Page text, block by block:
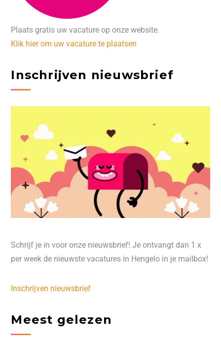
Plaats gratis uw vacature op onze website.
Klik hier om uw vacature te plaatsen
Inschrijven nieuwsbrief
Schrijf je in voor onze nieuwsbrief! Je ontvangt dan 1 x
per week de nieuwste vacatures in Hengelo in je mailbox!
Inschrijven nieuwsbrief
Meest gelezen